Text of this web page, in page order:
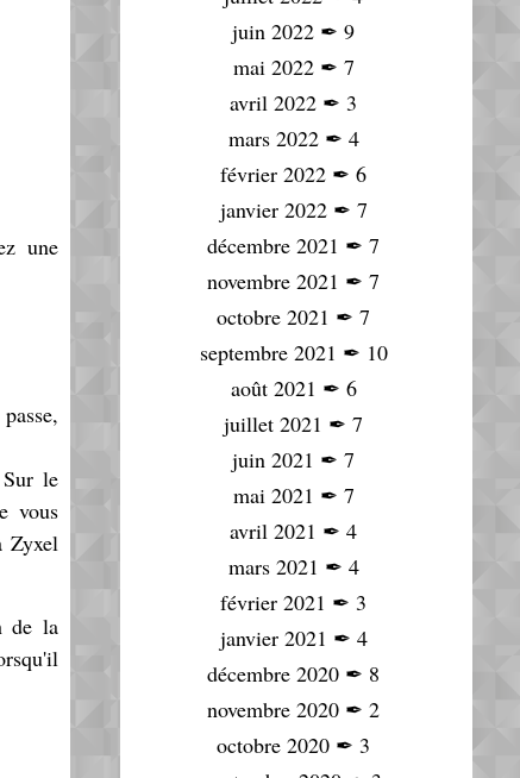
une
le
vous
Zyxel
de la
juin 2022 ✒ 9
mai 2022✒ 7
avril 2022 ✒ 3
mars 2022✒ 4
février 2022 ✒ 6
janvier 2022✒ 7
décembre 2021 ✒ 7
novembre 2021 ✒ 7
octobre 2021 ✒ 7
septembre 2021 ✒ 10
août 2021 ✒ 6
juillet 2021 ✒ 7
juin 2021 ✒ 7
mai 2021 ✒ 7
avril 2021 ✒ 4
mars 2021 ✒ 4
février 2021 ✒ 3
janvier 2021 ✒ 4
décembre 2020 ✒ 8
novembre 2020 ✒ 2
octobre 2020 ✒ 3